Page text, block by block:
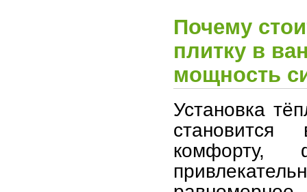
Почему
плитку в
мощность
Установка
комфорту,